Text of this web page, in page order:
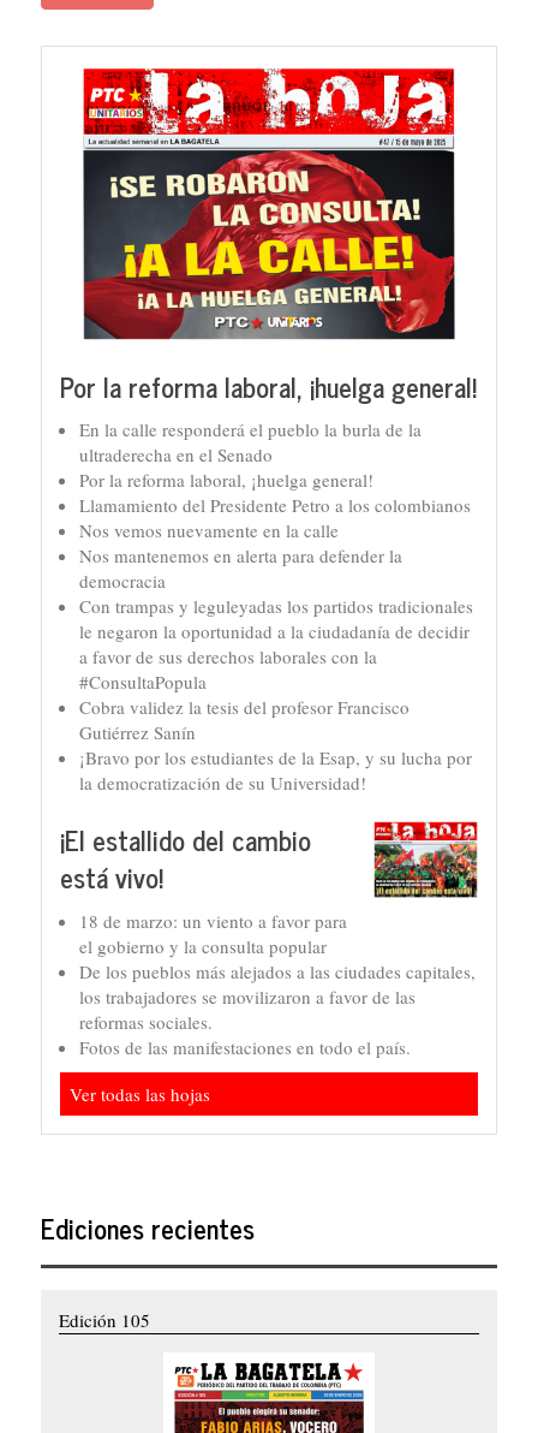
Por la reforma laboral, ¡huelga general!
En la calle responderá el pueblo la burla de la
ultraderecha en el Senado
Por la reforma laboral, ¡huelga general!
Llamamiento del Presidente Petro a los colombianos
Nos vemos nuevamente en la calle
Nos mantenemos en alerta para defender la
democracia
Con trampas y leguleyadas los partidos tradicionales
le negaron la oportunidad a la ciudadanía de decidir
a favor de sus derechos laborales con la
#ConsultaPopula
Cobra validez la tesis del profesor Francisco
Gutiérrez Sanín
¡Bravo por los estudiantes de la Esap, y su lucha por
la democratización de su Universidad!
¡El estallido del cambio
está vivo!
18 de marzo: un viento a favor para
el gobierno y la consulta popular
De los pueblos más alejados a las ciudades capitales,
los trabajadores se movilizaron a favor de las
reformas sociales.
Fotos de las manifestaciones en todo el país.
Ver todas las hojas
Ediciones recientes
Edición 105